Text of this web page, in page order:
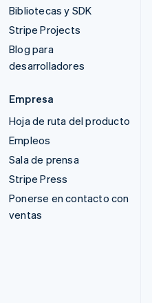
Bibliotecas y SDK
Stripe Projects
Blog para
desarrolladores
Empresa
Hoja de ruta del producto
Empleos
Sala de prensa
Stripe Press
Ponerse en contacto con
ventas